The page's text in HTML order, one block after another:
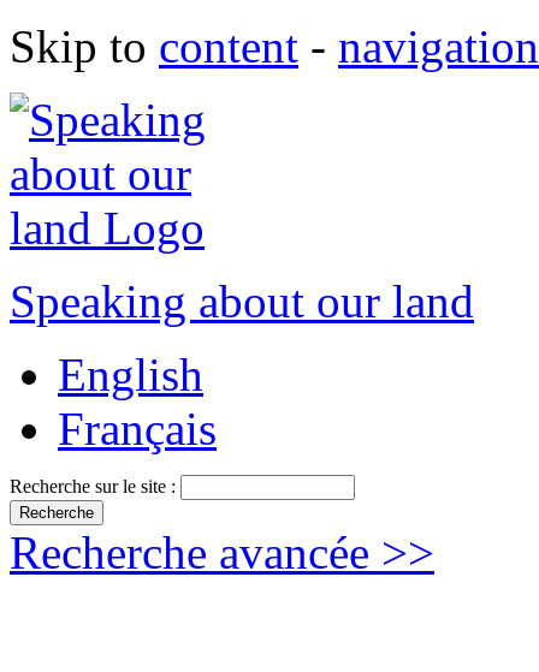
Skip to content - navigation
Speaking about our land
English
Français
Recherche sur le site :
Recherche avancée >>